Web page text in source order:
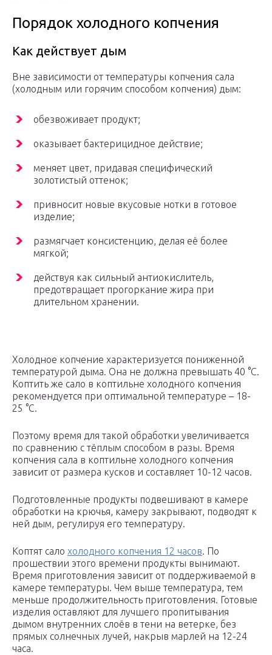
Порядок холодного копчения
Как действует дым
Вне зависимости от температуры копчения сала
(холодным или горячим способом копчения) дым:
обезвоживает продукт;
оказывает бактерицидное действие;
меняет цвет, придавая специфический
золотистый оттенок;
привносит новые вкусовые нотки в готовое
изделие;
размягчает консистенцию, делая её более
мягкой;
действуя как сильный антиокислитель,
предотвращает прогоркание жира при
длительном хранении.
Холодное копчение характеризуется пониженной
температурой дыма. Она не должна превышать 40 °С.
Коптить же сало в коптильне холодного копчения
рекомендуется при оптимальной температуре – 18-
25 °С.
Поэтому время для такой обработки увеличивается
по сравнению с тёплым способом в разы. Время
копчения сала в коптильне холодного копчения
зависит от размера кусков и составляет 10-12 часов.
Подготовленные продукты подвешивают в камере
обработки на крючья, камеру закрывают, подводят к
ней дым, регулируя его температуру.
Коптят сало холодного копчения 12 часов. По
прошествии этого времени продукты вынимают.
Время приготовления зависит от поддерживаемой в
камере температуры. Чем выше температура, тем
меньше продолжительность приготовления. Готовые
изделия оставляют для лучшего пропитывания
дымом внутренних слоёв в тени на ветерке, без
прямых солнечных лучей, накрыв марлей на 12-24
часа.